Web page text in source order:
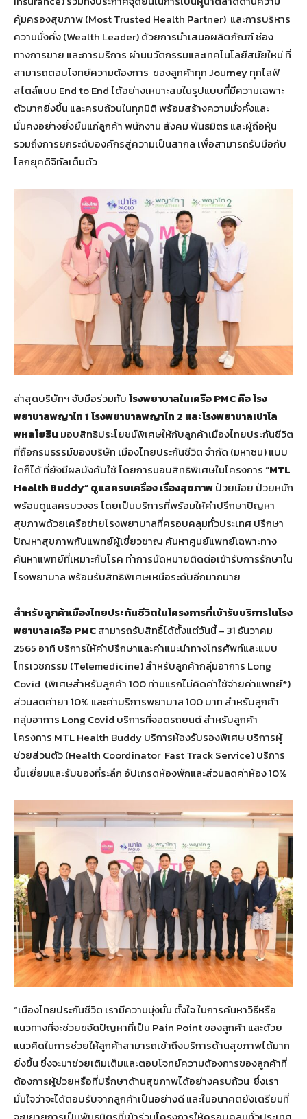
คุ้มครองสุขภาพ (Most Trusted Health Partner) และการบริหาร
ความมั่งคั่ง (Wealth Leader) ด้วยการนำเสนอผลิตภัณฑ์ ช่อง
ทางการขาย และการบริการ ผ่านนวัตกรรมและเทคโนโลยีสมัยใหม่ ที่
สามารถตอบโจทย์ความต้องการ ของลูกค้าทุก Journey ทุกไลฟ์
สไตล์แบบ End to End ได้อย่างเหมาะสมในรูปแบบที่มีความเฉพาะ
ตัวมากยิ่งขึ้น และครบถ้วนในทุกมิติ พร้อมสร้างความมั่งคั่งและ
มั่นคงอย่างยั่งยืนแก่ลูกค้า พนักงาน สังคม พันธมิตร และผู้ถือหุ้น
รวมถึงการยกระดับองค์กรสู่ความเป็นสากล เพื่อสามารถรับมือกับ
โลกยุคดิจิทัลเต็มตัว
ล่าสุดบริษัทฯ จับมือร่วมกับโรงพยาบาลในเครือPMCคือ โรง
พยาบาลพญาไท1โรงพยาบาลพญาไท 2 และโรงพยาบาลเปาโล
พหลโยธิน มอบสิทธิประโยชน์พิเศษให้กับลูกค้าเมืองไทยประกันชีวิต
ที่ถือกรมธรรม์ของบริษัท เมืองไทยประกันชีวิต จำกัด (มหาชน) แบบ
ใดก็ได้ ที่ยังมีผลบังคับใช้ โดยการมอบสิทธิพิเศษในโครงการ“MTL
Health Buddy”ดูแลครบเครื่อง เรื่องสุขภาพป่วยน้อย ป่วยหนัก
พร้อมดูแลครบวงจรโดยเป็นบริการที่พร้อมให้คำปรึกษาปัญหา
สุขภาพด้วยเครือข่ายโรงพยาบาลที่ครอบคลุมทั่วประเทศ ปรึกษา
ปัญหาสุขภาพกับแพทย์ผู้เชี่ยวชาญ ค้นหาศูนย์แพทย์เฉพาะทาง
ค้นหาแพทย์ที่เหมาะกับโรค ทำการนัดหมายติดต่อเข้ารับการรักษาใน
โรงพยาบาล พร้อมรับสิทธิพิเศษเหนือระดับอีกมากมาย
สำหรับลูกค้าเมืองไทยประกันชีวิตในโครงการที่เข้ารับบริการในโรง
พยาบาลเครือ PMCสามารถรับสิทธิ์ได้ตั้งแต่วันนี้ – 31 ธันวาคม
2565 อาทิ บริการให้คำปรึกษาและคำแนะนำทางโทรศัพท์และแบบ
โทรเวชกรรม (Telemedicine) สำหรับลูกค้ากลุ่มอาการ Long
Covid (พิเศษสำหรับลูกค้า 100 ท่านแรกไม่คิดค่าใช้จ่ายค่าแพทย์*)
ส่วนลดค่ายา 10% และค่าบริการพยาบาล 100 บาท สำหรับลูกค้า
กลุ่มอาการ Long Covid บริการที่จอดรถยนต์ สำหรับลูกค้า
โครงการ MTL Health Buddy บริการห้องรับรองพิเศษ บริการผู้
ช่วยส่วนตัว (Health Coordinator Fast Track Service) บริการ
ขึ้นเยี่ยมและรับของที่ระลึก อัปเกรดห้องพักและส่วนลดค่าห้อง 10%
“เมืองไทยประกันชีวิต เรามีความมุ่งมั่น ตั้งใจ ในการค้นหาวิธีหรือ
แนวทางที่จะช่วยขจัดปัญหาที่เป็น Pain Point ของลูกค้า และด้วย
แนวคิดในการช่วยให้ลูกค้าสามารถเข้าถึงบริการด้านสุขภาพได้มาก
ยิ่งขึ้น ซึ่งจะมาช่วยเติมเต็มและตอบโจทย์ความต้องการของลูกค้าที่
ต้องการผู้ช่วยหรือที่ปรึกษาด้านสุขภาพได้อย่างครบถ้วน ซึ่งเรา
มั่นใจว่าจะได้ตอบรับจากลูกค้าเป็นอย่างดี และในอนาคตยังเตรียมที่